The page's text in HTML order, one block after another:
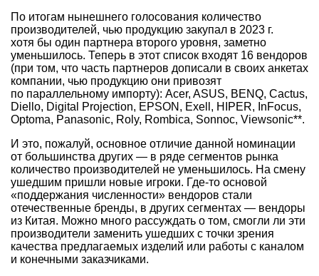
По итогам нынешнего голосования количество
производителей, чью продукцию закупал в 2023 г.
хотя бы один партнера второго уровня, заметно
уменьшилось. Теперь в этот список входят 16 вендоров
(при том, что часть партнеров дописали в своих анкетах
компании, чью продукцию они привозят
по параллельному импорту): Acer, ASUS, BENQ, Cactus,
Diello, Digital Projection, EPSON, Exell, HIPER, InFocus,
Optoma, Panasonic, Roly, Rombica, Sonnoc, Viewsonic**.
И это, пожалуй, основное отличие данной номинации
от большинства других — в ряде сегментов рынка
количество производителей не уменьшилось. На смену
ушедшим пришли новые игроки. Где-то основой
«поддержания численности» вендоров стали
отечественные бренды, в других сегментах — вендоры
из Китая. Можно много рассуждать о том, смогли ли эти
производители заменить ушедших с точки зрения
качества предлагаемых изделий или работы с каналом
и конечными заказчиками.